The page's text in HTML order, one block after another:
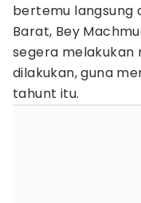
bertemu langsung
Barat, Bey
segera melakukan
dilakukan, guna
tahunt itu.